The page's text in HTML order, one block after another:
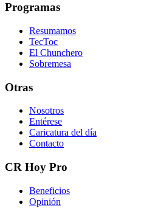
Programas
Resumamos
TecToc
El Chunchero
Sobremesa
Otras
Nosotros
Entérese
Caricatura del día
Contacto
CR Hoy Pro
Beneficios
Opinión